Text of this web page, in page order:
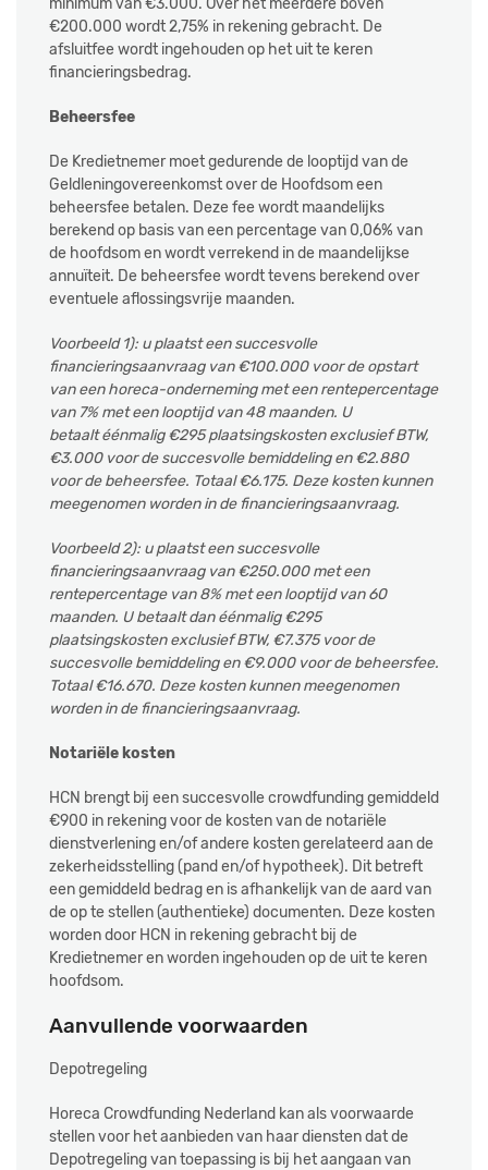
minimum van €3.000. Over het meerdere boven
€200.000 wordt 2,75% in rekening gebracht. De
afsluitfee wordt ingehouden op het uit te keren
financieringsbedrag.
Beheersfee
De Kredietnemer moet gedurende de looptijd van de
Geldleningovereenkomst over de Hoofdsom een
beheersfee betalen. Deze fee wordt maandelijks
berekend op basis van een percentage van 0,06% van
de hoofdsom en wordt verrekend in de maandelijkse
annuïteit. De beheersfee wordt tevens berekend over
eventuele aflossingsvrije maanden.
Voorbeeld 1): u plaatst een succesvolle
financieringsaanvraag van €100.000 voor de opstart
van een horeca-onderneming met een rentepercentage
van 7% met een looptijd van 48 maanden. U
betaalt éénmalig €295 plaatsingskosten exclusief BTW,
€3.000 voor de succesvolle bemiddeling en €2.880
voor de beheersfee. Totaal €6.175. Deze kosten kunnen
meegenomen worden in de financieringsaanvraag.
Voorbeeld 2): u plaatst een succesvolle
financieringsaanvraag van €250.000 met een
rentepercentage van 8% met een looptijd van 60
maanden. U betaalt dan éénmalig €295
plaatsingskosten exclusief BTW, €7.375 voor de
succesvolle bemiddeling en €9.000 voor de beheersfee.
Totaal €16.670. Deze kosten kunnen meegenomen
worden in de financieringsaanvraag.
Notariële kosten
HCN brengt bij een succesvolle crowdfunding gemiddeld
€900 in rekening voor de kosten van de notariële
dienstverlening en/of andere kosten gerelateerd aan de
zekerheidsstelling (pand en/of hypotheek). Dit betreft
een gemiddeld bedrag en is afhankelijk van de aard van
de op te stellen (authentieke) documenten. Deze kosten
worden door HCN in rekening gebracht bij de
Kredietnemer en worden ingehouden op de uit te keren
hoofdsom.
Aanvullende voorwaarden
Depotregeling
Horeca Crowdfunding Nederland kan als voorwaarde
stellen voor het aanbieden van haar diensten dat de
Depotregeling van toepassing is bij het aangaan van